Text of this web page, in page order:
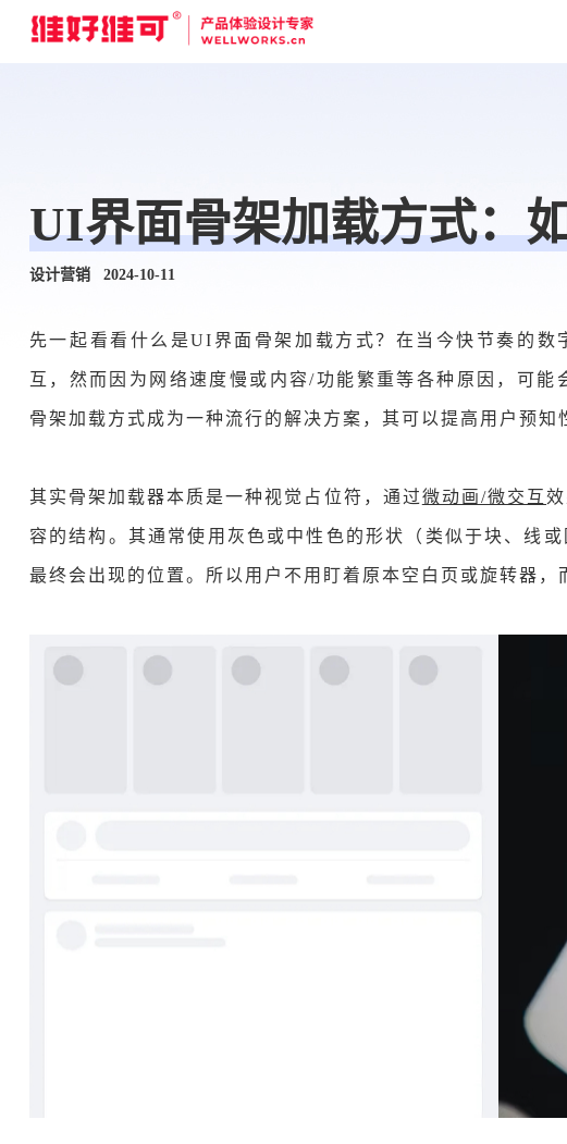
UI界面骨架加载方式：
设计营销 2024-10-11
先一起看看什么是UI界面骨架加载方式？在当今快节奏的数
互，然而因为网络速度慢或内容/功能繁重等各种原因，可
骨架加载方式成为一种流行的解决方案，其可以提高用户预知
其实骨架加载器本质是一种视觉占位符，通过微动画/微交互
容的结构。其通常使用灰色或中性色的形状（类似于块、线
最终会出现的位置。所以用户不用盯着原本空白页或旋转器，